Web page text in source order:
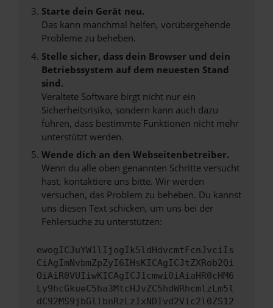
Starte dein Gerät neu.
Das kann manchmal helfen, vorübergehende
Probleme zu beheben.
Stelle sicher, dass dein Browser und dein
Betriebssystem auf dem neuesten Stand
sind.
Veraltete Software birgt nicht nur ein
Sicherheitsrisiko, sondern kann auch dazu
führen, dass bestimmte Funktionen nicht mehr
unterstützt werden.
Wende dich an den Webseitenbetreiber.
Wenn du alle oben genannten Schritte versucht
hast, kontaktiere uns bitte. Wir werden
versuchen, das Problem zu beheben. Du kannst
uns diesen Text schicken, um uns bei der
Fehlersuche zu unterstützen:
ewogICJuYW1lIjogIk5ldHdvcmtFcnJvciIs
CiAgImNvbmZpZyI6IHsKICAgICJtZXRob2Qi
OiAiR0VUIiwKICAgICJ1cmwiOiAiaHR0cHM6
Ly9hcGkueC5ha3MtcHJvZC5hdWRhcmlzLm5l
dC92MS9jbGllbnRzLzIxNDIvd2Vic2l0ZS12